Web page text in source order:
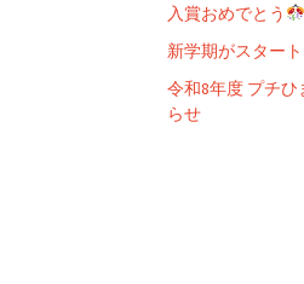
入賞おめでとう
新学期がスター
令和8年度 プチ
らせ